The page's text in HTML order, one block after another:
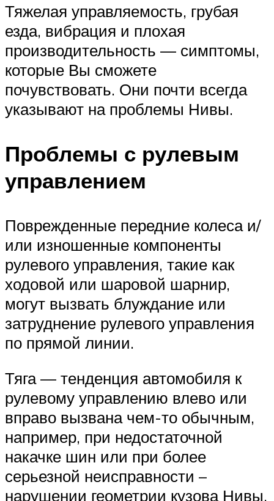
Тяжелая управляемость, грубая
езда, вибрация и плохая
производительность — симптомы,
которые Вы сможете
почувствовать. Они почти всегда
указывают на проблемы Нивы.
Проблемы с рулевым
управлением
Поврежденные передние колеса и/
или изношенные компоненты
рулевого управления, такие как
ходовой или шаровой шарнир,
могут вызвать блуждание или
затруднение рулевого управления
по прямой линии.
Тяга — тенденция автомобиля к
рулевому управлению влево или
вправо вызвана чем-то обычным,
например, при недостаточной
накачке шин или при более
серьезной неисправности –
нарушении геометрии кузова Нивы.